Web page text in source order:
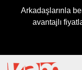
Arkadaşlarınla
avantajlı